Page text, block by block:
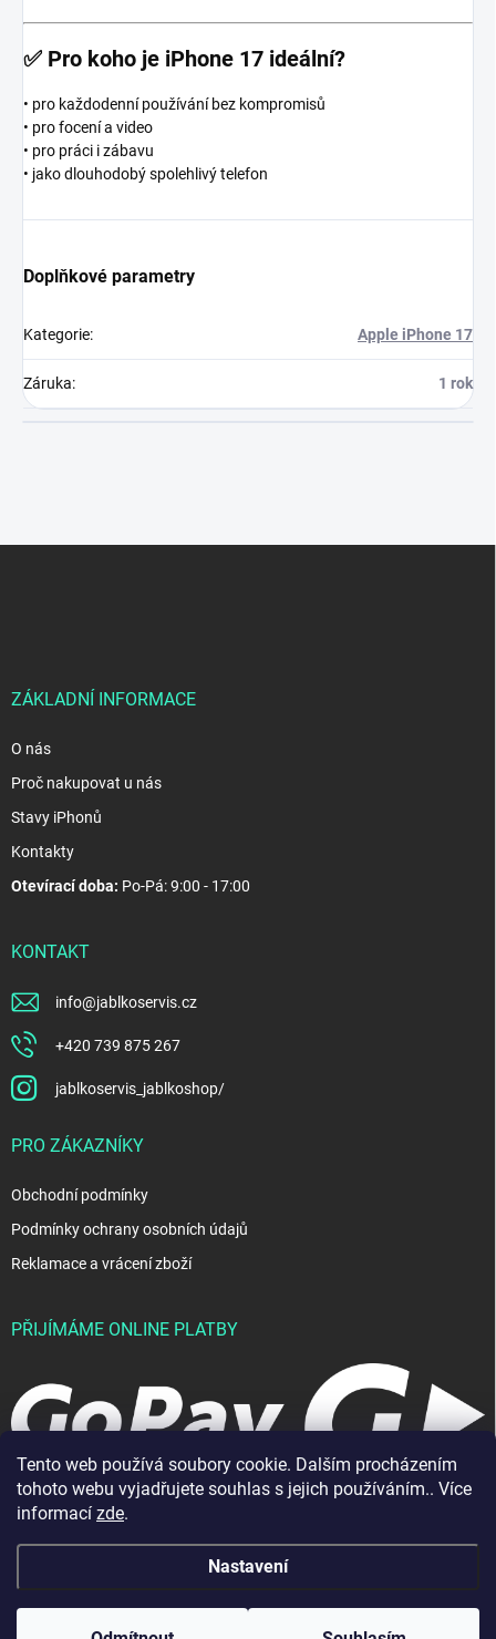
Tento web používá soubory cookie. Dalším procházením
tohoto webu vyjadřujete souhlas s jejich používáním.. Více
informací zde.
Nastavení
✅ Pro koho je iPhone 17 ideální?
• pro každodenní používání bez kompromisů
• pro focení a video
• pro práci i zábavu
• jako dlouhodobý spolehlivý telefon
Doplňkové parametry
Kategorie: Apple iPhone 17
Záruka: 1 rok
ZÁKLADNÍ INFORMACE
O nás
Proč nakupovat u nás
Stavy iPhonů
Kontakty
Otevírací doba: Po-Pá: 9:00 - 17:00
KONTAKT
info@jablkoservis.cz
+420 739 875 267
jablkoservis_jablkoshop/
PRO ZÁKAZNÍKY
Obchodní podmínky
Podmínky ochrany osobních údajů
Reklamace a vrácení zboží
PŘIJÍMÁME ONLINE PLATBY
Vytvořil Shoptet
JablkoShop. Všechna práva vyhrazena.